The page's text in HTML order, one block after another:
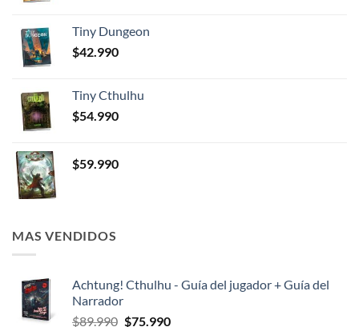
Tiny Dungeon
$42.990
Tiny Cthulhu
$54.990
$59.990
MAS VENDIDOS
Achtung! Cthulhu - Guía del jugador + Guía del
Narrador
$89.990 El
$75.990El